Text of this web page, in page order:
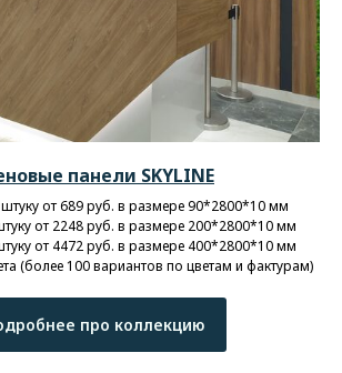
панели SKYLINE
от 689 руб. в размере 90*2800*10 мм
от 2248 руб. в размере 200*2800*10 мм
от 4472 руб. в размере 400*2800*10 мм
(более 100 вариантов по цветам и фактурам)
про коллекцию